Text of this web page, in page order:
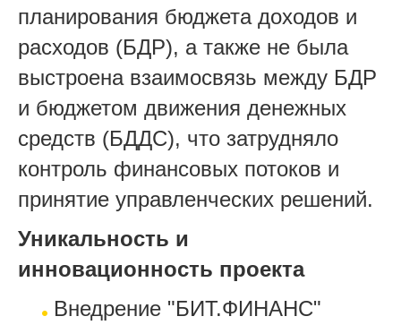
планирования бюджета доходов и
расходов (БДР), а также не была
выстроена взаимосвязь между БДР
и бюджетом движения денежных
средств (БДДС), что затрудняло
контроль финансовых потоков и
принятие управленческих решений.
Уникальность и
инновационность проекта
Внедрение "БИТ.ФИНАНС"